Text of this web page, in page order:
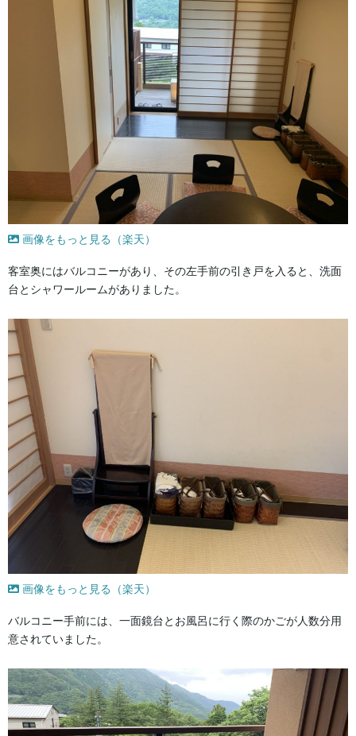
画像をもっと見る（楽天）
客室奥にはバルコニーがあり、その左手前の引き戸を入ると、洗面
台とシャワールームがありました。
画像をもっと見る（楽天）
バルコニー手前には、一面鏡台とお風呂に行く際のかごが人数分用
意されていました。